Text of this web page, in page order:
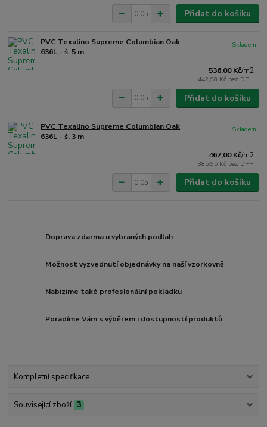
Přidat do košíku
PVC Texalino Supreme Columbian Oak
636L - š. 5 m
536,00 Kč/m2
442,98 Kč bez DPH
Skladem
Přidat do košíku
PVC Texalino Supreme Columbian Oak
636L - š. 3 m
467,00 Kč/m2
385,95 Kč bez DPH
Skladem
Přidat do košíku
Doprava zdarma u vybraných podlah
Možnost vyzvednutí objednávky na naší vzorkovně
Nabízíme také profesionální pokládku
Poradíme Vám s výběrem i dostupností produktů
Kompletní specifikace
Související zboží 3